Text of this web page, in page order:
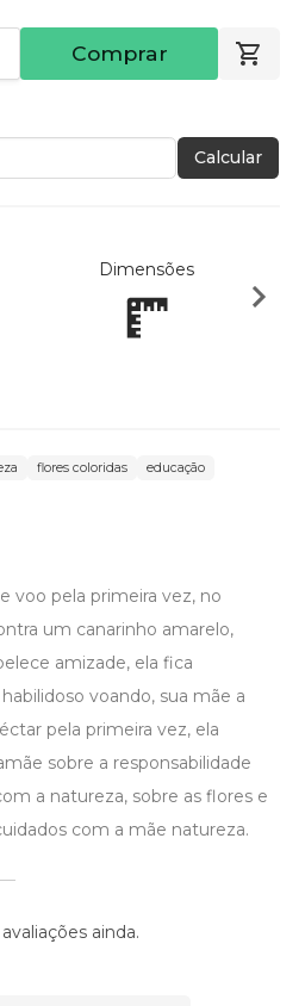
Comprar
Calcular
Dimensões
flores coloridas educação
voo pela primeira vez, no
um canarinho amarelo,
amizade, ela fica
voando, sua mãe a
pela primeira vez, ela
sobre a responsabilidade
a natureza, sobre as flores e
com a mãe natureza.
ainda.